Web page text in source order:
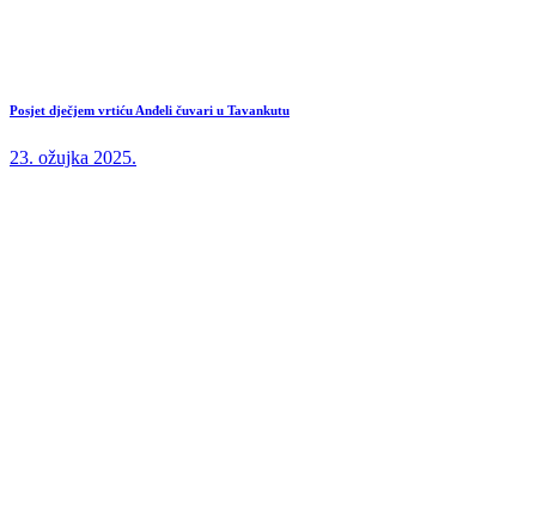
Posjet dječjem vrtiću Anđeli čuvari u Tavankutu
23. ožujka 2025.